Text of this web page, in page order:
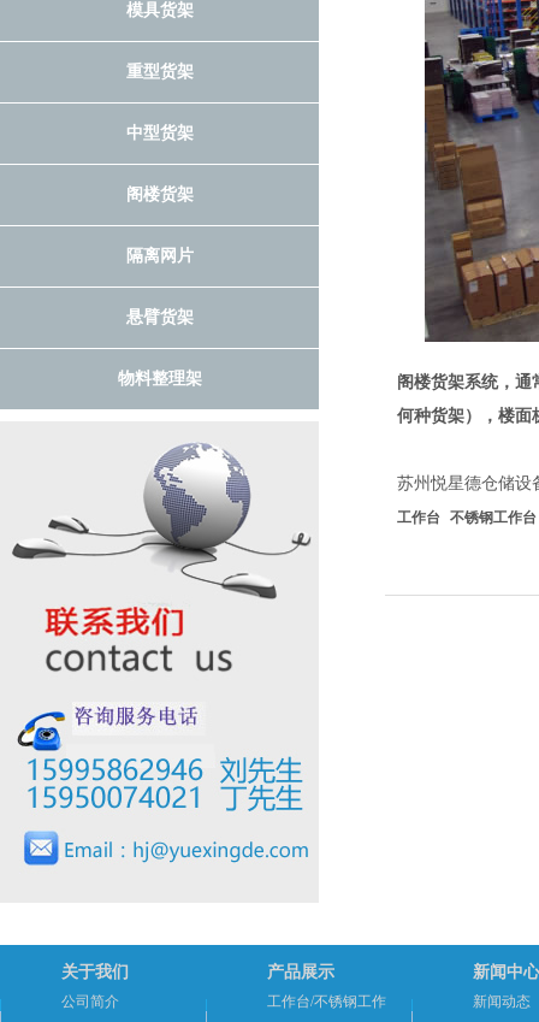
模具货架
重型货架
中型货架
阁楼货架
隔离网片
悬臂货架
物料整理架
阁楼货架系统，
何种货架），楼面
苏州悦星德仓储设
工作台 不锈钢工作台
关于我们
公司简介
产品展示
工作台/不锈钢工作
新闻中心
新闻动态